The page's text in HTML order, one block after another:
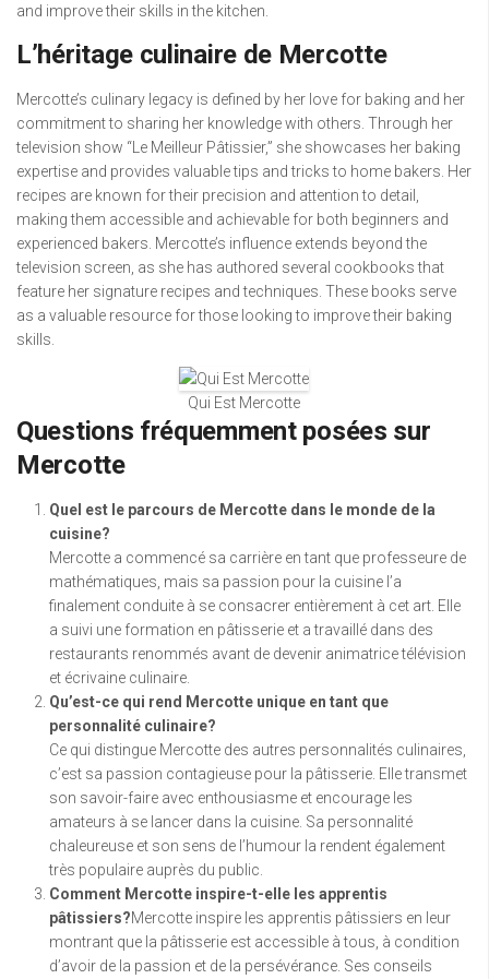
and improve their skills in the kitchen.
L’héritage culinaire de Mercotte
Mercotte’s culinary legacy is defined by her love for baking and her
commitment to sharing her knowledge with others. Through her
television show “Le Meilleur Pâtissier,” she showcases her baking
expertise and provides valuable tips and tricks to home bakers. Her
recipes are known for their precision and attention to detail,
making them accessible and achievable for both beginners and
experienced bakers. Mercotte’s influence extends beyond the
television screen, as she has authored several cookbooks that
feature her signature recipes and techniques. These books serve
as a valuable resource for those looking to improve their baking
skills.
Qui Est Mercotte
Questions fréquemment posées sur
Mercotte
Quel est le parcours de Mercotte dans le monde de la
cuisine?
Mercotte a commencé sa carrière en tant que professeure de
mathématiques, mais sa passion pour la cuisine l’a
finalement conduite à se consacrer entièrement à cet art. Elle
a suivi une formation en pâtisserie et a travaillé dans des
restaurants renommés avant de devenir animatrice télévision
et écrivaine culinaire.
Qu’est-ce qui rend Mercotte unique en tant que
personnalité culinaire?
Ce qui distingue Mercotte des autres personnalités culinaires,
c’est sa passion contagieuse pour la pâtisserie. Elle transmet
son savoir-faire avec enthousiasme et encourage les
amateurs à se lancer dans la cuisine. Sa personnalité
chaleureuse et son sens de l’humour la rendent également
très populaire auprès du public.
Comment Mercotte inspire-t-elle les apprentis
pâtissiers?Mercotte inspire les apprentis pâtissiers en leur
montrant que la pâtisserie est accessible à tous, à condition
d’avoir de la passion et de la persévérance. Ses conseils